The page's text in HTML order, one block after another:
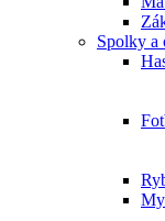
Spolky a